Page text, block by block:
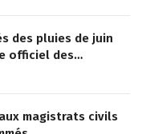
des pluies de juin
officiel des
magistrats civils